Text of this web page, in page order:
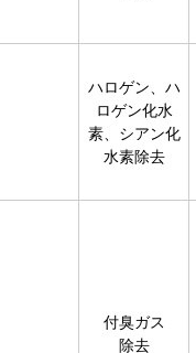
ハロゲン、ハ
ロゲン化水
素、シアン化
水素除去
付臭ガス
除去